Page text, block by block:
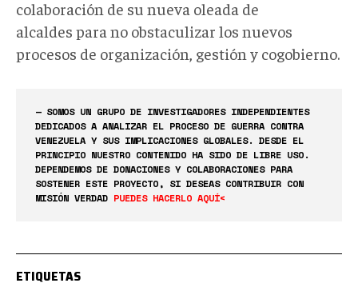
colaboración de su nueva oleada de
alcaldes para no obstaculizar los nuevos
procesos de organización, gestión y cogobierno.
— SOMOS UN GRUPO DE INVESTIGADORES INDEPENDIENTES
DEDICADOS A ANALIZAR EL PROCESO DE GUERRA CONTRA
VENEZUELA Y SUS IMPLICACIONES GLOBALES. DESDE EL
PRINCIPIO NUESTRO CONTENIDO HA SIDO DE LIBRE USO.
DEPENDEMOS DE DONACIONES Y COLABORACIONES PARA
SOSTENER ESTE PROYECTO, SI DESEAS CONTRIBUIR CON
MISIÓN VERDAD PUEDES HACERLO AQUÍ<
ETIQUETAS